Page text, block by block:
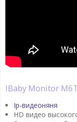
iBaby Monitor
Ip-видеоняня
HD видео